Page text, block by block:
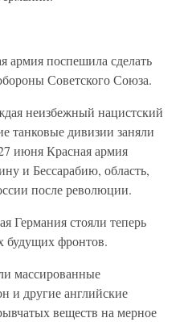
армия поспешила сделать
Советского Союза.
неизбежный нацистский
танковые дивизии заняли
июня Красная армия
и Бессарабию, область,
после революции.
Германия стояли теперь
будущих фронтов.
массированные
и другие английские
веществ на мерное